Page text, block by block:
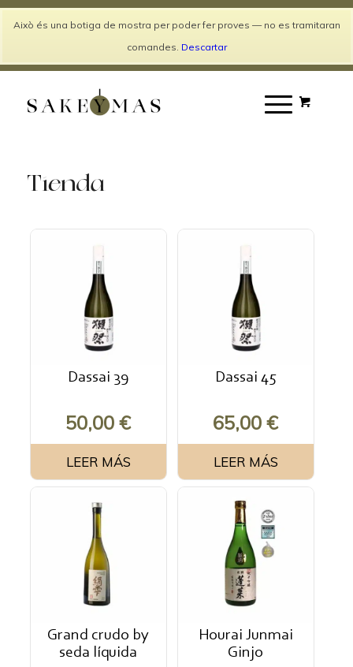
Això és una botiga de mostra per poder fer proves — no es tramitaran
comandes. Descartar
Català
Español
Tienda
Dassai 39
50,00€
LEER MÁS
Dassai 45
65,00€
LEER MÁS
Grand crudo by
seda líquida
Hourai Junmai
Ginjo